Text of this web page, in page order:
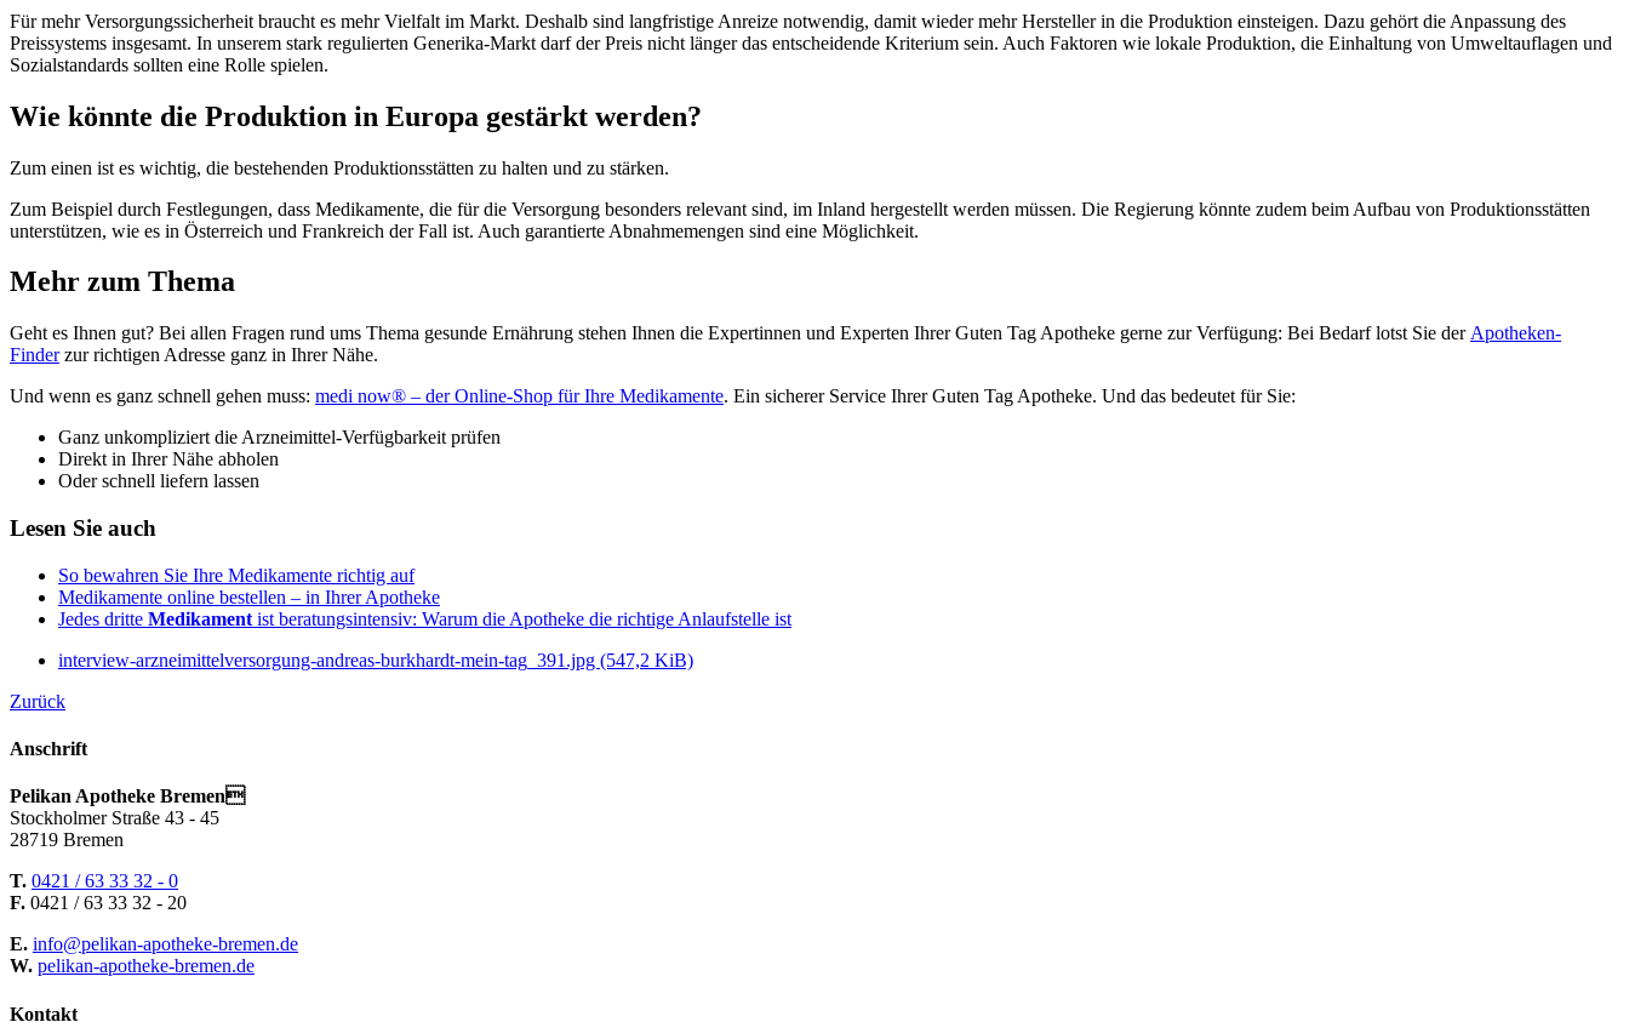
Für mehr Versorgungssicherheit braucht es mehr Vielfalt im Markt. Deshalb sind langfristige Anreize notwendig, damit wieder mehr Hersteller in die Produktion einsteigen. Dazu gehört die Anpassung des
Preissystems insgesamt. In unserem stark regulierten Generika-Markt darf der Preis nicht länger das entscheidende Kriterium sein. Auch Faktoren wie lokale Produktion, die Einhaltung von Umweltauflagen und
Sozialstandards sollten eine Rolle spielen.
Wie könnte die Produktion in Europa gestärkt werden?
Zum einen ist es wichtig, die bestehenden Produktionsstätten zu halten und zu stärken.
Zum Beispiel durch Festlegungen, dass Medikamente, die für die Versorgung besonders relevant sind, im Inland hergestellt werden müssen. Die Regierung könnte zudem beim Aufbau von Produktionsstätten
unterstützen, wie es in Österreich und Frankreich der Fall ist. Auch garantierte Abnahmemengen sind eine Möglichkeit.
Mehr zum Thema
Geht es Ihnen gut? Bei allen Fragen rund ums Thema gesunde Ernährung stehen Ihnen die Expertinnen und Experten Ihrer Guten Tag Apotheke gerne zur Verfügung: Bei Bedarf lotst Sie der Apotheken-
Finderzur richtigen Adresse ganz in Ihrer Nähe.
Und wenn es ganz schnell gehen muss: medi now® – der Online-Shop für Ihre Medikamente. Ein sicherer Service Ihrer Guten Tag Apotheke. Und das bedeutet für Sie:
Ganz unkompliziert die Arzneimittel-Verfügbarkeit prüfen
Direkt in Ihrer Nähe abholen
Oder schnell liefern lassen
Lesen Sie auch
So bewahren Sie Ihre Medikamente richtig auf
Medikamente online bestellen – in Ihrer Apotheke
Jedes dritte Medikament ist beratungsintensiv: Warum die Apotheke die richtige Anlaufstelle ist
interview-arzneimittelversorgung-andreas-burkhardt-mein-tag_391.jpg (547,2 KiB)
Zurück
Anschrift
Pelikan Apotheke Bremen
Stockholmer Straße 43 - 45
28719 Bremen
T. 0421 / 63 33 32 - 0
F. 0421 / 63 33 32 - 20
E. info@pelikan-apotheke-bremen.de
W. pelikan-apotheke-bremen.de
Kontakt